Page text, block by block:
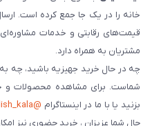
خانه را در یک جا جمع کرده است.
قیمت‌های رقابتی و خدمات
مشتریان به همراه دارد.
چه در حال خرید جهیزیه باشید، چه
شماست. برای مشاهده محصولات و
بزنید یا با ما در اینستاگرام @nikandish_kala
حال شما عزیزان ، خرید حضوری نیز